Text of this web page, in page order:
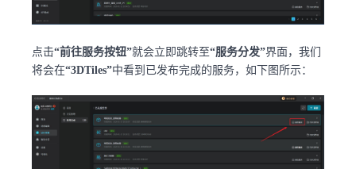
点击“前往服务按钮”就会立即跳转至“服务分发”界面，我们
将会在“3DTiles”中看到已发布完成的服务，如下图所示：